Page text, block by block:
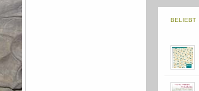
BELIEBT